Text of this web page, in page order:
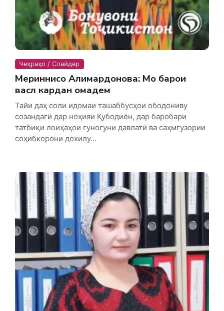
Чеҳраҳо / Слайдер
Меҳриннисо Алимардонова: Мо барои
васл кардан омадем
Тайи даҳ соли идомаи ташаббусҳои ободониву
созандагӣ дар ноҳияи Қубодиён, дар баробари
татбиқи лоиҳаҳои гуногуни давлатӣ ва саҳмгузории
соҳибкорони дохилу...